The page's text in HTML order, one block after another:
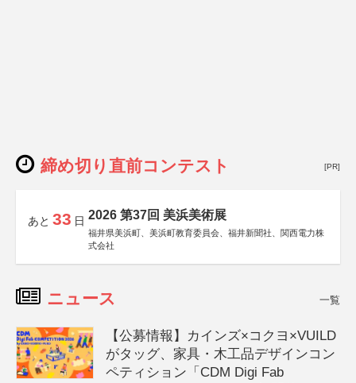
締め切り直前コンテスト [PR]
あと 33 日 2026 第37回 美浜美術展
福井県美浜町、美浜町教育委員会、福井新聞社、関西電力株
式会社
ニュース 一覧
【公募情報】カインズ×コクヨ×VUILD
がタッグ、家具・木工品デザインコン
ペティション「CDM Digi Fab